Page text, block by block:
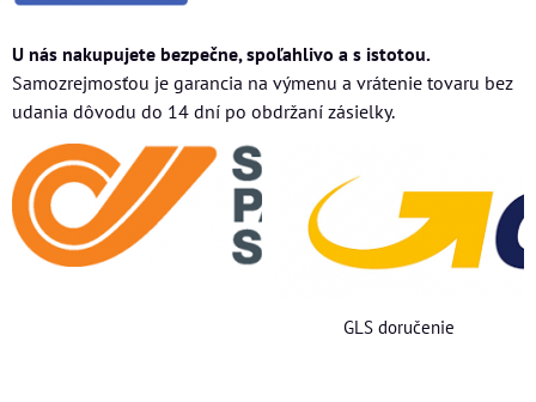
U nás nakupujete bezpečne, spoľahlivo a s istotou.
Samozrejmosťou je garancia na výmenu a vrátenie tovaru bez
udania dôvodu do 14 dní po obdržaní zásielky.
GLS doručenie